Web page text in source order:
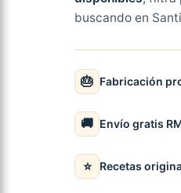
buscando en
🎂 Fabricación
🚚 Envío gratis
⭐ Recetas